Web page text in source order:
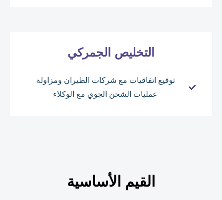
التخليص الجمركي
توقيع اتفاقيات مع شركات الطيران ومزاولة
عمليات الشحن الجوي مع الوكلاء
القيم الأساسية